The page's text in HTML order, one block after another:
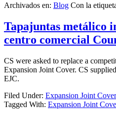
Archivados en: Blog Con la
Tapajuntas metálico
centro comercial
CS were asked to replace a
Expansion Joint Cover. CS
EJC.
Filed Under: Expansion Joint
Tagged With: Expansion Joint